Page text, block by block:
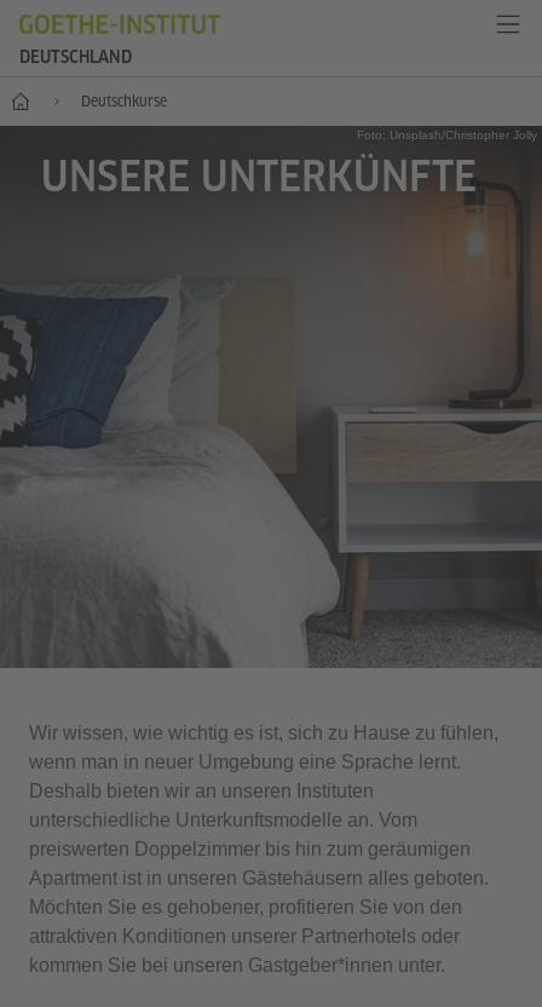
DEUTSCHLAND
-- Deutsch­kurse
Foto: Unsplash/Christopher Jolly
UNSERE UNTERKÜNFTE
Wir wissen, wie wichtig es ist, sich zu Hause zu fühlen,
wenn man in neuer Umgebung eine Sprache lernt.
Deshalb bieten wir an unseren Instituten
unterschiedliche Unterkunftsmodelle an. Vom
preiswerten Doppelzimmer bis hin zum geräumigen
Apartment ist in unseren Gästehäusern alles geboten.
Möchten Sie es gehobener, profitieren Sie von den
attraktiven Konditionen unserer Partnerhotels oder
kommen Sie bei unseren Gastgeber*innen unter.